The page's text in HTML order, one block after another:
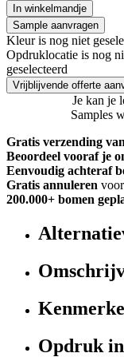
In winkelmandje
Sample aanvragen
Kleur is nog niet
Opdruklocatie is nog
geselecteerd
Vrijblijvende offerte
Je kan je
Samples
Gratis verzending
Beoordeel vooraf je
Eenvoudig achteraf
Gratis annuleren
200.000+ bomen
Opdruk